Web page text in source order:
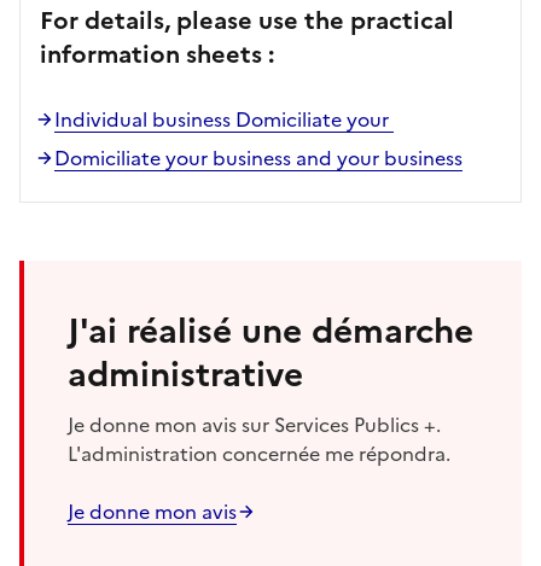
For details, please use the practical
information sheets :
Individual business Domiciliate your
Domiciliate your business and your business
J'ai réalisé une démarche
administrative
Je donne mon avis sur Services Publics +.
L'administration concernée me répondra.
Je donne mon avis